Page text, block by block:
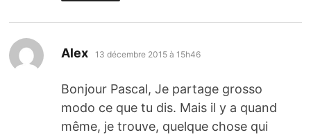
Alex dit :
13 décembre 2015 à 15h46
Bonjour Pascal, Je partage grosso
modo ce que tu dis. Mais il y a quand
même, je trouve, quelque chose qui